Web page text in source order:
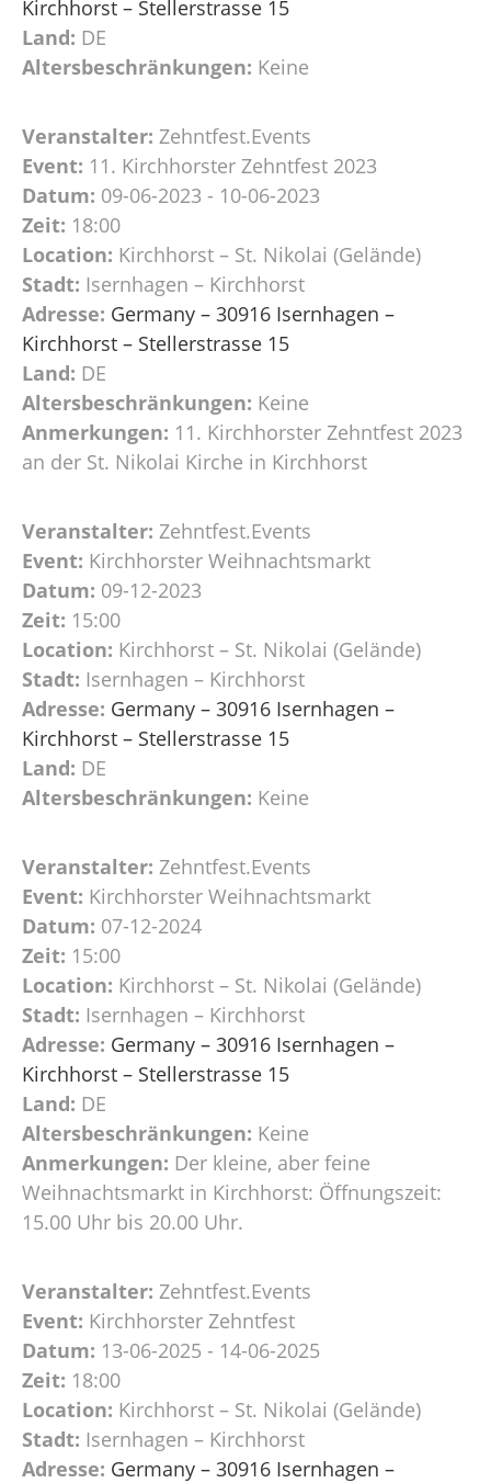
Kirchhorst – Stellerstrasse 15
Land: DE
Altersbeschränkungen: Keine
Veranstalter: Zehntfest.Events
Event: 11. Kirchhorster Zehntfest 2023
Datum: 09-06-2023 - 10-06-2023
Zeit: 18:00
Location: Kirchhorst – St. Nikolai (Gelände)
Stadt: Isernhagen – Kirchhorst
Adresse: Germany – 30916 Isernhagen –
Kirchhorst – Stellerstrasse 15
Land: DE
Altersbeschränkungen: Keine
Anmerkungen: 11. Kirchhorster Zehntfest 2023
an der St. Nikolai Kirche in Kirchhorst
Veranstalter: Zehntfest.Events
Event: Kirchhorster Weihnachtsmarkt
Datum: 09-12-2023
Zeit: 15:00
Location: Kirchhorst – St. Nikolai (Gelände)
Stadt: Isernhagen – Kirchhorst
Adresse: Germany – 30916 Isernhagen –
Kirchhorst – Stellerstrasse 15
Land: DE
Altersbeschränkungen: Keine
Veranstalter: Zehntfest.Events
Event: Kirchhorster Weihnachtsmarkt
Datum: 07-12-2024
Zeit: 15:00
Location: Kirchhorst – St. Nikolai (Gelände)
Stadt: Isernhagen – Kirchhorst
Adresse: Germany – 30916 Isernhagen –
Kirchhorst – Stellerstrasse 15
Land: DE
Altersbeschränkungen: Keine
Anmerkungen: Der kleine, aber feine
Weihnachtsmarkt in Kirchhorst: Öffnungszeit:
15.00 Uhr bis 20.00 Uhr.
Veranstalter: Zehntfest.Events
Event: Kirchhorster Zehntfest
Datum: 13-06-2025 - 14-06-2025
Zeit: 18:00
Location: Kirchhorst – St. Nikolai (Gelände)
Stadt: Isernhagen – Kirchhorst
Adresse: Germany – 30916 Isernhagen –